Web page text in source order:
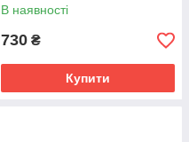
В наявності
730 ₴
Купити